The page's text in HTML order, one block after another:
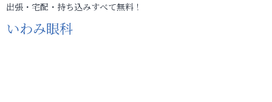
出張・宅配・持ち込みすべて無料！
いわみ眼科